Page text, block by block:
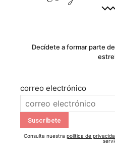
Decídete a formar parte
correo electrónico
Consulta nuestra política de